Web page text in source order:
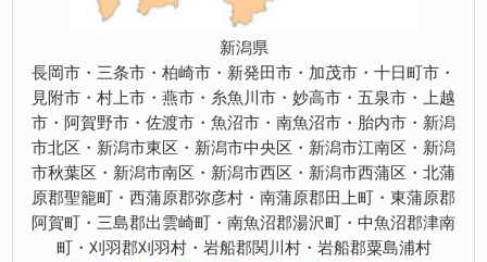
新潟県
長岡市・三条市・柏崎市・新発田市・加茂市・十日町市・
見附市・村上市・燕市・糸魚川市・妙高市・五泉市・上越
市・阿賀野市・佐渡市・魚沼市・南魚沼市・胎内市・新潟
市北区・新潟市東区・新潟市中央区・新潟市江南区・新潟
市秋葉区・新潟市南区・新潟市西区・新潟市西蒲区・北蒲
原郡聖籠町・西蒲原郡弥彦村・南蒲原郡田上町・東蒲原郡
阿賀町・三島郡出雲崎町・南魚沼郡湯沢町・中魚沼郡津南
町・刈羽郡刈羽村・岩船郡関川村・岩船郡粟島浦村